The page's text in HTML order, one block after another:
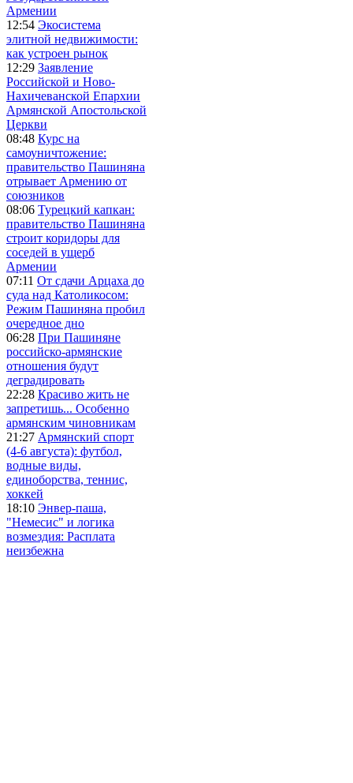
Армении
12:54 Экосистема
элитной недвижимости:
как устроен рынок
12:29 Заявление
Российской и Ново-
Нахичеванской Епархии
Армянской Апостольской
Церкви
08:48 Курс на
самоуничтожение:
правительство Пашиняна
отрывает Армению от
союзников
08:06 Турецкий капкан:
правительство Пашиняна
строит коридоры для
соседей в ущерб
Армении
07:11 От сдачи Арцаха до
суда над Католикосом:
Режим Пашиняна пробил
очередное дно
06:28 При Пашиняне
российско-армянские
отношения будут
деградировать
22:28 Красиво жить не
запретишь... Особенно
армянским чиновникам
21:27 Армянский спорт
(4-6 августа): футбол,
водные виды,
единоборства, теннис,
хоккей
18:10 Энвер-паша,
"Немесис" и логика
возмездия: Расплата
неизбежна